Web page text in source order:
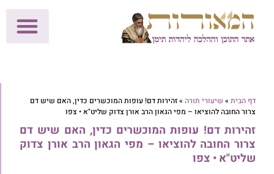
דף הבית » שיעורי תורה »זהירות דם! עופות המוכשרים כדין, האם שיש דם
צרור החובה להוציאו – מפי הגאון הרב אורן צדוק שליט"א • צפו
זהירות דם! עופות המוכשרים כדין, האם שיש דם
צרור החובה להוציאו – מפי הגאון הרב אורן צדוק
שליט"א • צפו